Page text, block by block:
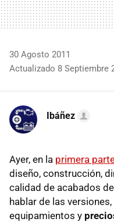
30 Agosto 2011
Actualizado 8 Septiembre
Ibáñez
Ayer, en la primera
diseño, construcción,
calidad de acabados
hablar de las
equipamientos y